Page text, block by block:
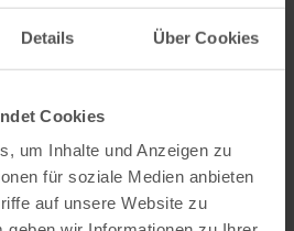
Details Über Cookies
Cookies
um Inhalte und Anzeigen zu
für soziale Medien anbieten
auf unsere Website zu
features